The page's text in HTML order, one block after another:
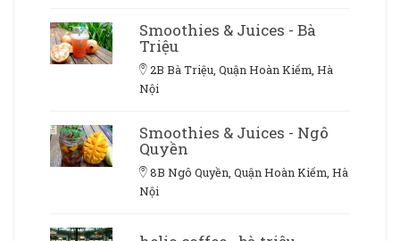
Smoothies & Juices - Bà
Triệu
2B Bà Triệu, Quận Hoàn Kiếm, Hà
Nội
Smoothies & Juices - Ngô
Quyền
8B Ngô Quyền, Quận Hoàn Kiếm, Hà
Nội